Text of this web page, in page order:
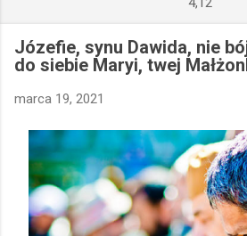
Józefie, synu Dawida, nie
do siebie Maryi, twej
marca 19, 2021